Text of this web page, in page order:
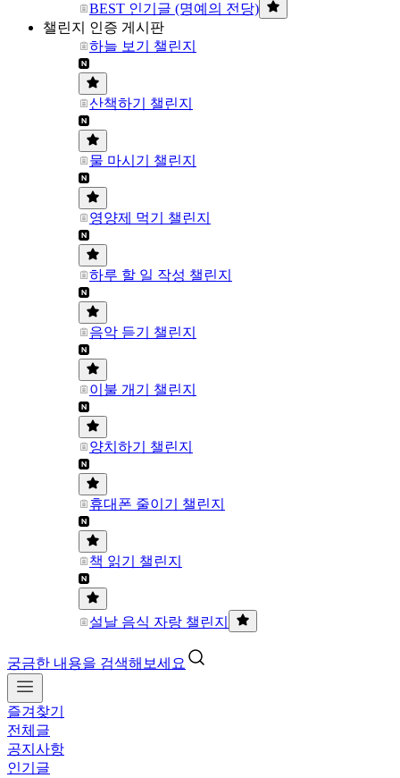
BEST 인기글 (명예의 전당)
챌린지 인증 게시판
하늘 보기 챌린지
산책하기 챌린지
물 마시기 챌린지
영양제 먹기 챌린지
하루 할 일 작성 챌린지
음악 듣기 챌린지
이불 개기 챌린지
양치하기 챌린지
휴대폰 줄이기 챌린지
책 읽기 챌린지
설날 음식 자랑 챌린지
궁금한 내용을 검색해보세요
즐겨찾기
전체글
공지사항
인기글